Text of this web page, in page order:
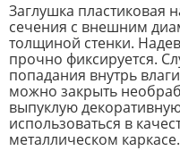
Заглушка пластиковая
сечения с внешним
толщиной стенки.
прочно фиксируется.
попадания внутрь
можно закрыть
выпуклую
использоваться в
металлическом каркасе.